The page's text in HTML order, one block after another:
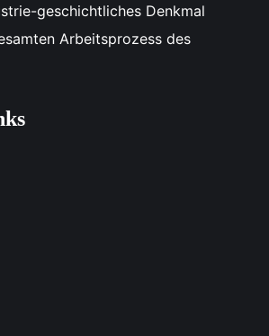
geschichtliches Denkmal
Arbeitsprozess des